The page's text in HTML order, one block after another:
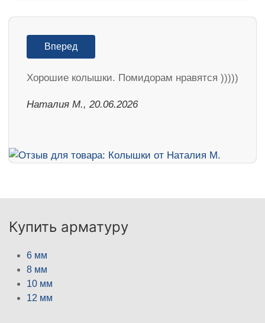
Вперед
Хорошие колышки. Помидорам нравятся )))))
Наталия М., 20.06.2026
Купить арматуру
6 мм
8 мм
10 мм
12 мм